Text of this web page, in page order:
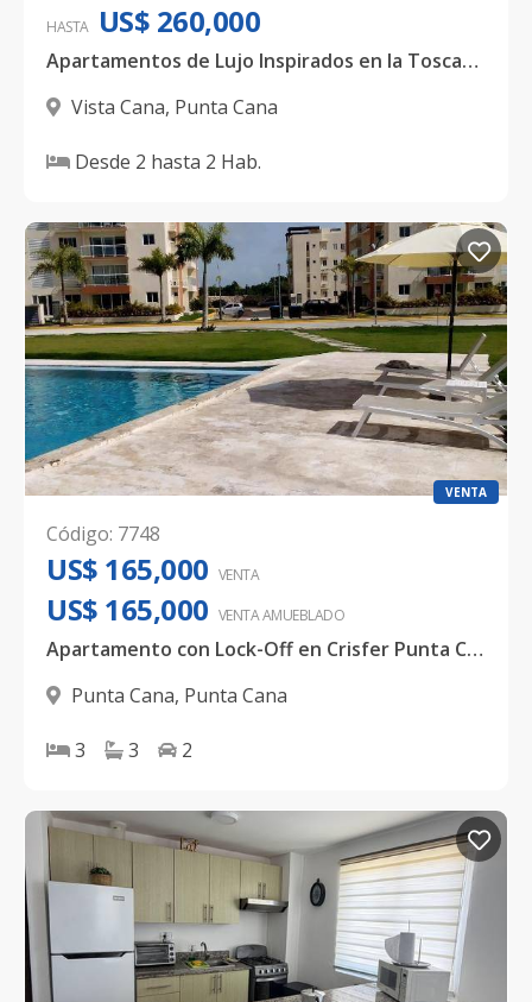
HASTA US$ 260,000
Apartamentos de Lujo Inspirados en la Toscana con Amenidades Exclusivas en Zona Residencial
Vista Cana, Punta Cana
Desde 2 hasta 2 Hab.
VENTA
Código: 7748
US$ 165,000 VENTA
US$ 165,000 VENTA AMUEBLADO
Apartamento con Lock-Off en Crisfer Punta Cana
Punta Cana, Punta Cana
3 3 2